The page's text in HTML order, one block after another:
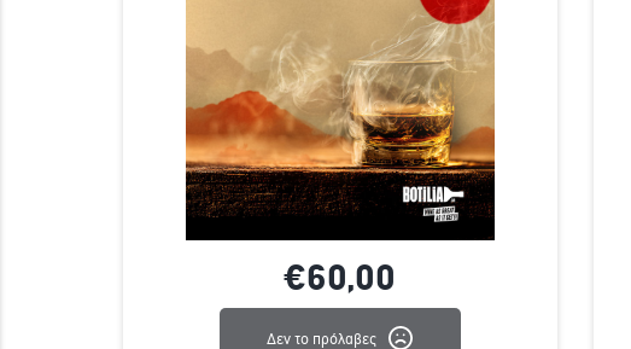
€60,00
Δεν το πρόλαβες